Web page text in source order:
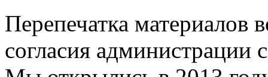
Перепечатка материалов
согласия администрации